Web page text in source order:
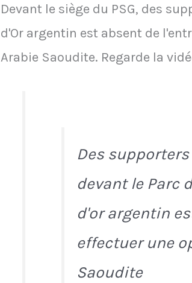
Devant le siège du PSG, des
d'Or argentin est absent de
Arabie Saoudite. Regarde la
Des
devant le Parc
d'or argentin
effectuer une
Saoudite